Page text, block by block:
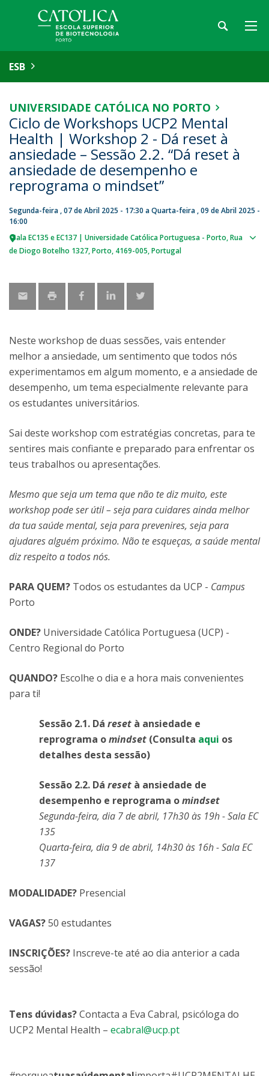
ESB
UNIVERSIDADE CATÓLICA NO PORTO
Ciclo de Workshops UCP2 Mental
Health | Workshop 2 - Dá reset à
ansiedade – Sessão 2.2. “Dá reset à
ansiedade de desempenho e
reprograma o mindset”
Segunda-feira , 07 de Abril 2025 - 17:30 aQuarta-feira , 09 de Abril 2025 -
16:00
Sala EC135 e EC137 | Universidade Católica Portuguesa - Porto Rua
de Diogo Botelho 1327 Porto 4169-005 Portugal
Neste workshop de duas sessões, vais entender
melhor a ansiedade, um sentimento que todos nós
experimentamos em algum momento, e a ansiedade de
desempenho, um tema especialmente relevante para
os estudantes universitários.
Sai deste workshop com estratégias concretas, para te
sentires mais confiante e preparado para enfrentar os
teus trabalhos ou apresentações.
Mesmo que seja um tema que não te diz muito, este
workshop pode ser útil – seja para cuidares ainda melhor
da tua saúde mental, seja para prevenires, seja para
ajudares alguém próximo. Não te esqueças, a saúde mental
diz respeito a todos nós.
PARA QUEM? Todos os estudantes da UCP - Campus
Porto
ONDE? Universidade Católica Portuguesa (UCP) -
Centro Regional do Porto
QUANDO? Escolhe o dia e a hora mais convenientes
para ti!
Sessão 2.1. Dá reset à ansiedade e
reprograma omindset (Consulta aqui os
detalhes desta sessão)
Sessão 2.2. Dá reset à ansiedade de
desempenho e reprograma omindset
Segunda-feira, dia 7 de abril, 17h30 às 19h - Sala EC
135
Quarta-feira, dia 9 de abril, 14h30 às 16h - Sala EC
137
MODALIDADE? Presencial
VAGAS?50 estudantes
INSCRIÇÕES? Inscreve-te até ao dia anterior a cada
sessão!
Tens dúvidas?Contacta a Eva Cabral, psicóloga do
UCP2 Mental Health – ecabral@ucp.pt